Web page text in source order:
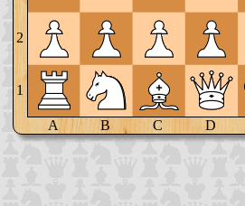
2
1
A B C D